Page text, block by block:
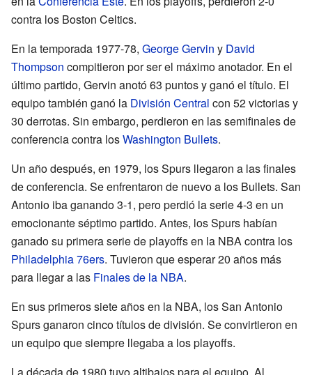
contra los Boston Celtics.
En la temporada 1977-78, George Gervin y David
Thompson compitieron por ser el máximo anotador. En el
último partido, Gervin anotó 63 puntos y ganó el título. El
equipo también ganó la División Central con 52 victorias y
30 derrotas. Sin embargo, perdieron en las semifinales de
conferencia contra losWashington Bullets.
Un año después, en 1979, los Spurs llegaron a las finales
de conferencia. Se enfrentaron de nuevo a los Bullets. San
Antonio iba ganando 3-1, pero perdió la serie 4-3 en un
emocionante séptimo partido. Antes, los Spurs habían
ganado su primera serie de playoffs en la NBA contra los
Philadelphia 76ers. Tuvieron que esperar 20 años más
para llegar a las Finales de la NBA.
En sus primeros siete años en la NBA, los San Antonio
Spurs ganaron cinco títulos de división. Se convirtieron en
un equipo que siempre llegaba a los playoffs.